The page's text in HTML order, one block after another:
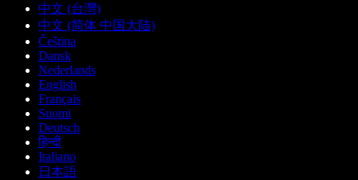
中文 (台灣)
中文 (简体 中国大陆)
Čeština
Dansk
Nederlands
English
Français
Suomi
Deutsch
हिन्दी
Italiano
日本語